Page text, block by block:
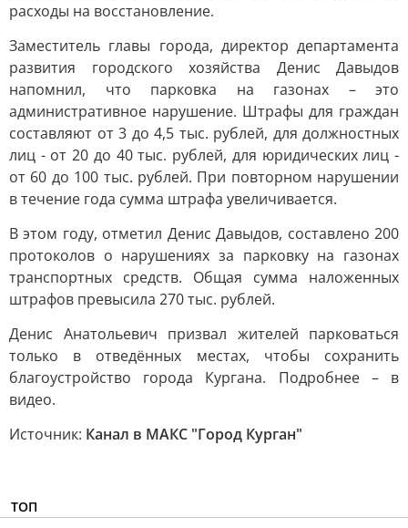
расходы на восстановление.
Заместитель главы города, директор департамента
развития городского хозяйства Денис Давыдов
напомнил, что парковка на газонах – это
административное нарушение. Штрафы для граждан
составляют от 3 до 4,5 тыс. рублей, для должностных
лиц - от 20 до 40 тыс. рублей, для юридических лиц -
от 60 до 100 тыс. рублей. При повторном нарушении
в течение года сумма штрафа увеличивается.
В этом году, отметил Денис Давыдов, составлено 200
протоколов о нарушениях за парковку на газонах
транспортных средств. Общая сумма наложенных
штрафов превысила 270 тыс. рублей.
Денис Анатольевич призвал жителей парковаться
только в отведённых местах, чтобы сохранить
благоустройство города Кургана. Подробнее – в
видео.
Источник: Канал в МАКС "Город Курган"
ТОП